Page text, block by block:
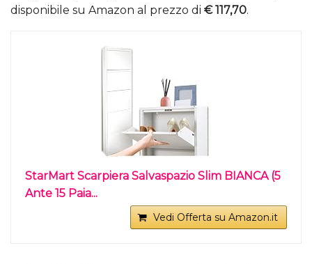
disponibile su Amazon al prezzo di € 117,70.
StarMart Scarpiera Salvaspazio Slim BIANCA (5
Ante 15 Paia...
Vedi Offerta su Amazon.it